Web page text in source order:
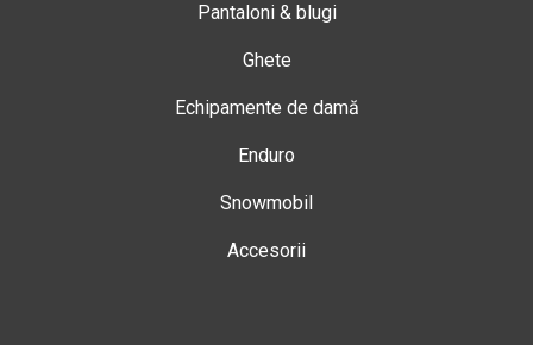
Pantaloni & blugi
Ghete
Echipamente de damă
Enduro
Snowmobil
Accesorii